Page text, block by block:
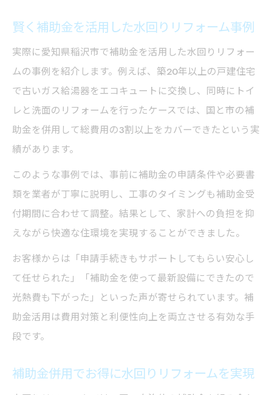
賢く補助金を活用した水回りリフォーム事例
実際に愛知県稲沢市で補助金を活用した水回りリフォー
ムの事例を紹介します。例えば、築20年以上の戸建住宅
で古いガス給湯器をエコキュートに交換し、同時にトイ
レと洗面のリフォームを行ったケースでは、国と市の補
助金を併用して総費用の3割以上をカバーできたという実
績があります。
このような事例では、事前に補助金の申請条件や必要書
類を業者が丁寧に説明し、工事のタイミングも補助金受
付期間に合わせて調整。結果として、家計への負担を抑
えながら快適な住環境を実現することができました。
お客様からは「申請手続きもサポートしてもらい安心し
て任せられた」「補助金を使って最新設備にできたので
光熱費も下がった」といった声が寄せられています。補
助金活用は費用対策と利便性向上を両立させる有効な手
段です。
補助金併用でお得に水回りリフォームを実現